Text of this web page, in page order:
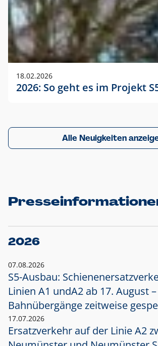
18.02.2026
2026: So geht es im Projekt
Alle Neuigkeiten
2026
07.08.2026
S5-Ausbau:
Linien A1 undA2 ab 17. August –
Bahnübergänge zeitweise
17.07.2026
Ersatzverkehr auf der Linie A2